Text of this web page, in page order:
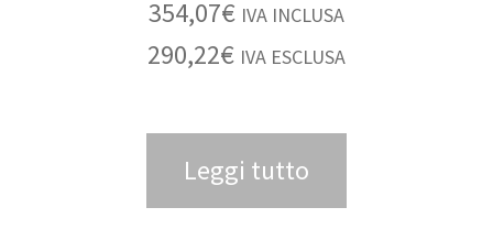
354,07€ IVA INCLUSA
290,22€ IVA ESCLUSA
Leggi tutto